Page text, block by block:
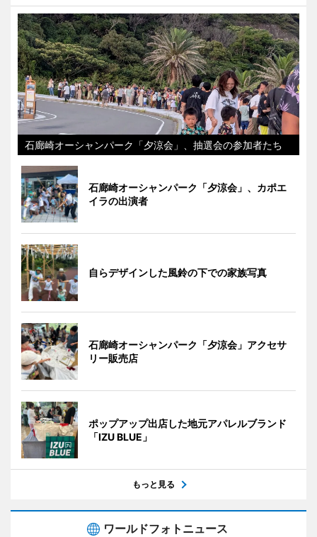
石廊崎オーシャンパーク「夕涼会」、抽選会の参加者たち
石廊崎オーシャンパーク「夕涼会」、カポエ
イラの出演者
自らデザインした風鈴の下での家族写真
石廊崎オーシャンパーク「夕涼会」アクセサ
リー販売店
ポップアップ出店した地元アパレルブランド
「IZU BLUE」
もっと見る
ワールドフォトニュース